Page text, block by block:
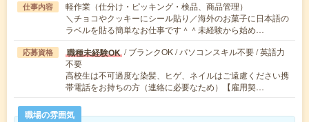
仕事内容
軽作業（仕分け・ピッキング・検品、商品管理）
＼チョコやクッキーにシール貼り／海外のお菓子に日本語の
ラベルを貼る簡単なお仕事です＾＾未経験から始め…
応募資格 職種未経験OK / ブランクOK / パソコンスキル不要 / 英語力
不要
高校生は不可過度な染髪、ヒゲ、ネイルはご遠慮ください携
帯電話をお持ちの方（連絡に必要なため）【雇用契…
職場の雰囲気